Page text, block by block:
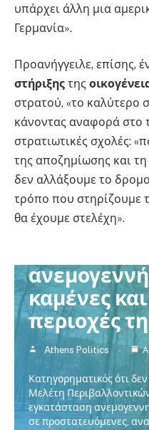
υπάρχει άλλη μια
Γερμανία».
Προανήγγειλε, επίσης,
στήριξης της
στρατού, «το καλύτερο
κάνοντας αναφορά στο
στρατιωτικές σχολές:
της αποζημίωσης και
δεν αλλάξουμε το
τρόπο που στηρίζουμε
θα έχουμε στελέχη».
Πολιτική
καμένες
περιοχές
Athens Politics
Κατηγορηματικός ότι δεν
Μελέτη
εγκατάσταση
σε προστατευόμενες,